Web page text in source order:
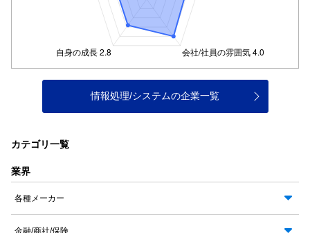
情報処理/システムの企業一覧
カテゴリ一覧
業界
各種メーカー
金融/商社/保険